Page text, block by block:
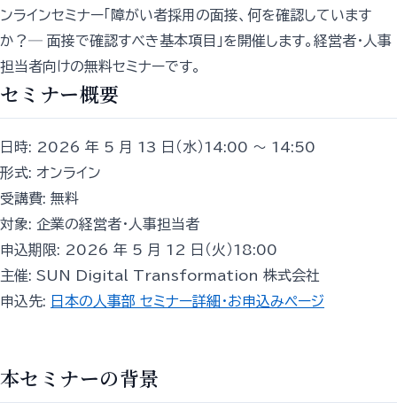
ンラインセミナー「障がい者採用の面接、何を確認しています
か？─ 面接で確認すべき基本項目」を開催します。経営者・人事
担当者向けの無料セミナーです。
セミナー概要
日時: 2026 年 5 月 13 日（水）14:00 〜 14:50
形式: オンライン
受講費: 無料
対象: 企業の経営者・人事担当者
申込期限: 2026 年 5 月 12 日（火）18:00
主催: SUN Digital Transformation 株式会社
申込先: 日本の人事部 セミナー詳細・お申込みページ
本セミナーの背景